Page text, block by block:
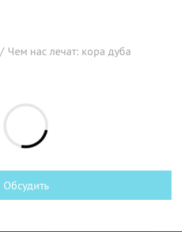
/ Чем нас лечат: кора дуба
Обсудить